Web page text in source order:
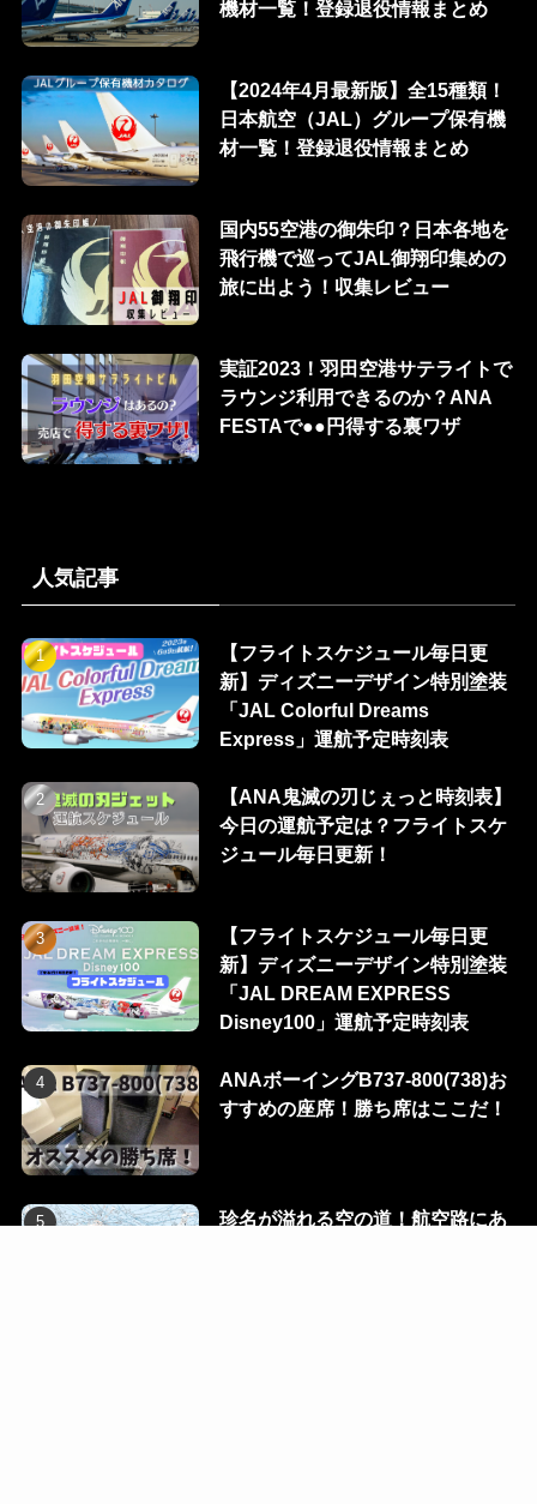
機材一覧！登録退役情報まとめ
【2024年4月最新版】全15種類！
日本航空（JAL）グループ保有機
材一覧！登録退役情報まとめ
国内55空港の御朱印？日本各地を
飛行機で巡ってJAL御翔印集めの
旅に出よう！収集レビュー
実証2023！羽田空港サテライトで
ラウンジ利用できるのか？ANA
FESTAで●●円得する裏ワザ
人気記事
【フライトスケジュール毎日更
新】ディズニーデザイン特別塗装
「JAL Colorful Dreams
Express」運航予定時刻表
【ANA鬼滅の刃じぇっと時刻表】
今日の運航予定は？フライトスケ
ジュール毎日更新！
【フライトスケジュール毎日更
新】ディズニーデザイン特別塗装
「JAL DREAM EXPRESS
Disney100」運航予定時刻表
ANAボーイングB737-800(738)お
すすめの座席！勝ち席はここだ！
珍名が溢れる空の道！航空路にあ